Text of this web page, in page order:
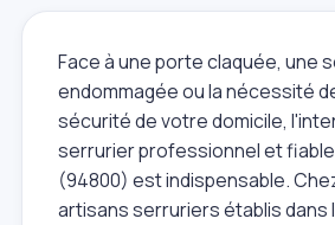
Face à une porte claquée, une
endommagée ou la nécessité
sécurité de votre domicile,
serrurier professionnel et fiable
(94800) est indispensable.
artisans serruriers établis dans